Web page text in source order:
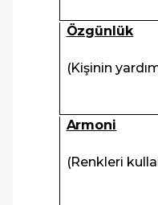
Özgünlük
(Kişinin
Armoni
(Renkleri